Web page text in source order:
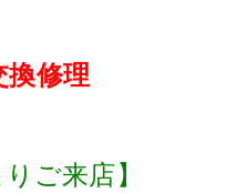
換修理
ご来店】